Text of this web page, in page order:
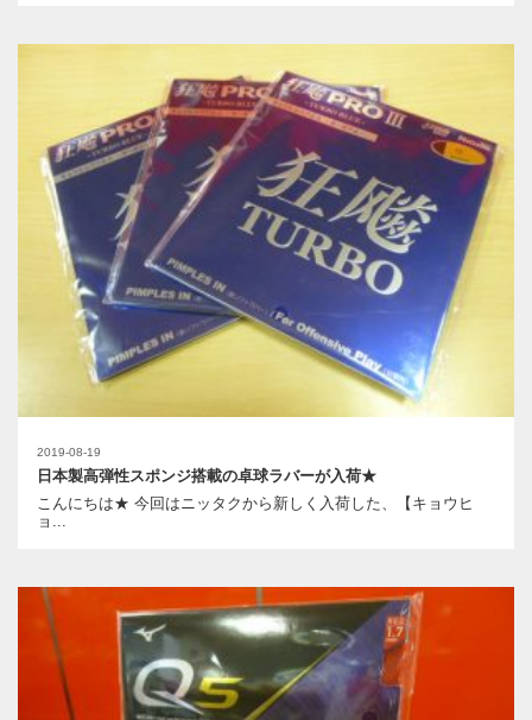
2019-08-19
日本製高弾性スポンジ搭載の卓球ラバーが入荷★
こんにちは★ 今回はニッタクから新しく入荷した、【キョウヒ
ョ...